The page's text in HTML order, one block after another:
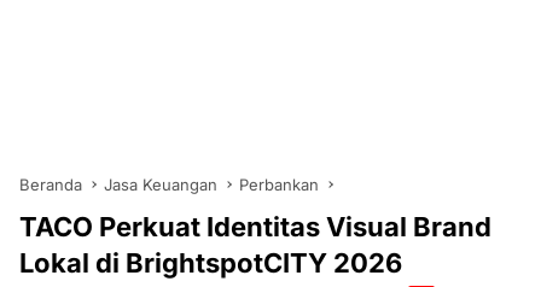
Beranda Jasa Keuangan Perbankan
TACO Perkuat Identitas Visual Brand
Lokal di BrightspotCITY 2026